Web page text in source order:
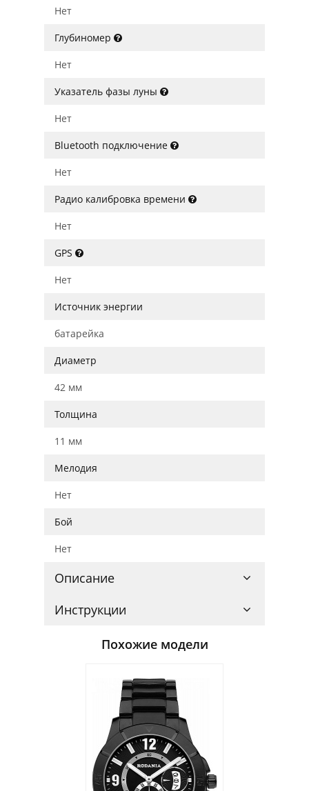
Нет
Глубиномер
Нет
Указатель фазы луны
Нет
Bluetooth подключение
Нет
Радио калибровка времени
Нет
GPS
Нет
Источник энергии
батарейка
Диаметр
42 мм
Толщина
11 мм
Мелодия
Нет
Бой
Нет
Описание
Инструкции
Похожие модели